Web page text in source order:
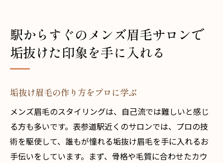
駅からすぐのメンズ眉毛サロンで
垢抜けた印象を手に入れる
垢抜け眉毛の作り方をプロに学ぶ
メンズ眉毛のスタイリングは、自己流では難しいと感じ
る方も多いです。表参道駅近くのサロンでは、プロの技
術を駆使して、誰もが憧れる垢抜け眉毛を手に入れるお
手伝いをしています。まず、骨格や毛質に合わせたカウ